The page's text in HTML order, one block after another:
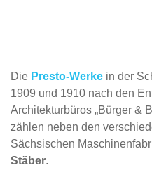
Die Presto-Werke in der
1909 und 1910 nach den
Architekturbüros „Bürger &
zählen neben den
Sächsischen
Stäber.